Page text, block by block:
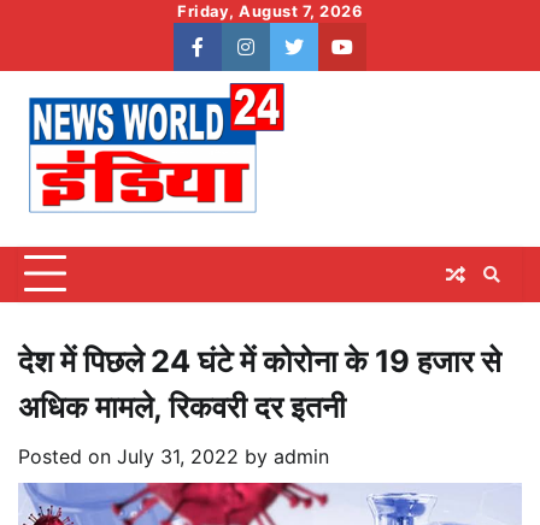
content
Friday, August 7, 2026
facebookinstagram
twitteryoutube
देश में पिछले 24 घंटे में कोरोना के 19 हजार से
अधिक मामले, रिकवरी दर इतनी
Posted on July 31, 2022 by admin